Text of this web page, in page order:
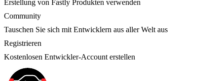
Erstellung von Fastly Produkten verwenden
Community
Tauschen Sie sich mit Entwicklern aus aller Welt aus
Registrieren
Kostenlosen Entwickler-Account erstellen